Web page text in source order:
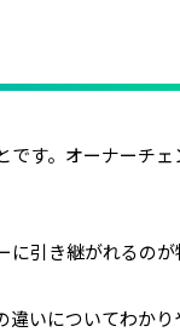
す。 オーナーチ
引き継がれるのが
いについてわか